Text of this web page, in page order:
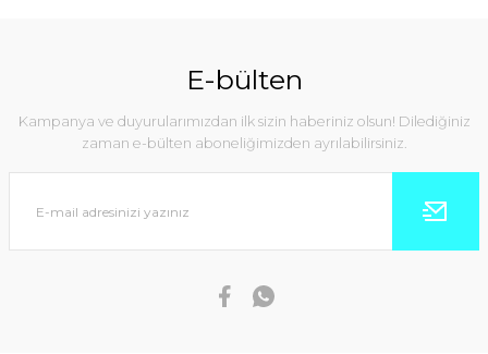
E-bülten
Kampanya ve duyurularımızdan ilk sizin haberiniz olsun! Dilediğiniz
zaman e-bülten aboneliğimizden ayrılabilirsiniz.